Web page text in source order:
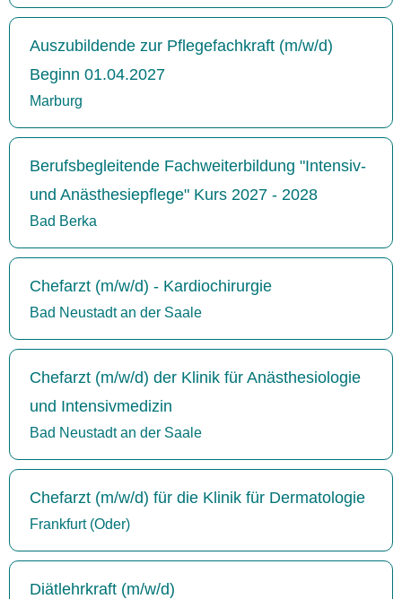
Auszubildende zur Pflegefachkraft (m/w/d)
Beginn 01.04.2027
Marburg
Berufsbegleitende Fachweiterbildung "Intensiv-
und Anästhesiepflege" Kurs 2027 - 2028
Bad Berka
Chefarzt (m/w/d) - Kardiochirurgie
Bad Neustadt an der Saale
Chefarzt (m/w/d) der Klinik für Anästhesiologie
und Intensivmedizin
Bad Neustadt an der Saale
Chefarzt (m/w/d) für die Klinik für Dermatologie
Frankfurt (Oder)
Diätlehrkraft (m/w/d)